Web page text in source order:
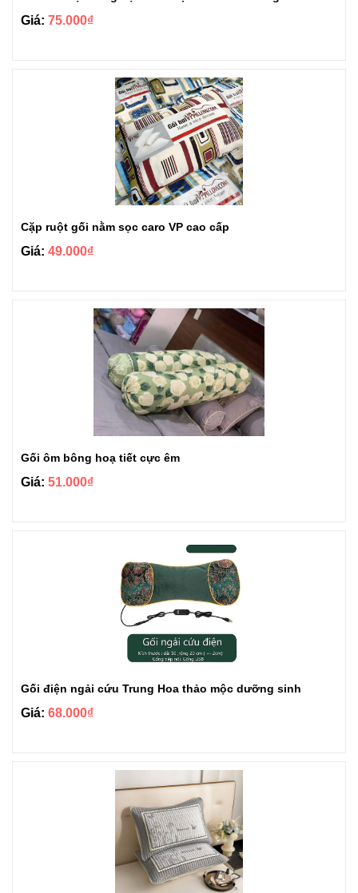
Giá: 75.000₫
Cặp ruột gối nằm sọc caro VP cao cấp
Giá: 49.000₫
Gối ôm bông hoạ tiết cực êm
Giá: 51.000₫
Gối điện ngải cứu Trung Hoa thảo mộc dưỡng sinh
Giá: 68.000₫